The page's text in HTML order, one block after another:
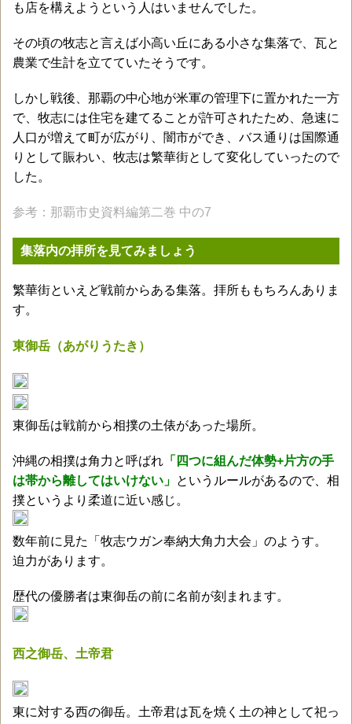
も店を構えようという人はいませんでした。
その頃の牧志と言えば小高い丘にある小さな集落で、瓦と
農業で生計を立てていたそうです。
しかし戦後、那覇の中心地が米軍の管理下に置かれた一方
で、牧志には住宅を建てることが許可されたため、急速に
人口が増えて町が広がり、闇市ができ、バス通りは国際通
りとして賑わい、牧志は繁華街として変化していったので
した。
参考：那覇市史資料編第二巻 中の7
集落内の拝所を見てみましょう
繁華街といえど戦前からある集落。拝所ももちろんありま
す。
東御岳（あがりうたき）
東御岳は戦前から相撲の土俵があった場所。
沖縄の相撲は角力と呼ばれ 「四つに組んだ体勢+片方の手
は帯から離してはいけない」 というルールがあるので、相
撲というより柔道に近い感じ。
数年前に見た「牧志ウガン奉納大角力大会」のようす。
迫力があります。
歴代の優勝者は東御岳の前に名前が刻まれます。
西之御岳、土帝君
東に対する西の御岳。土帝君は瓦を焼く土の神として祀っ